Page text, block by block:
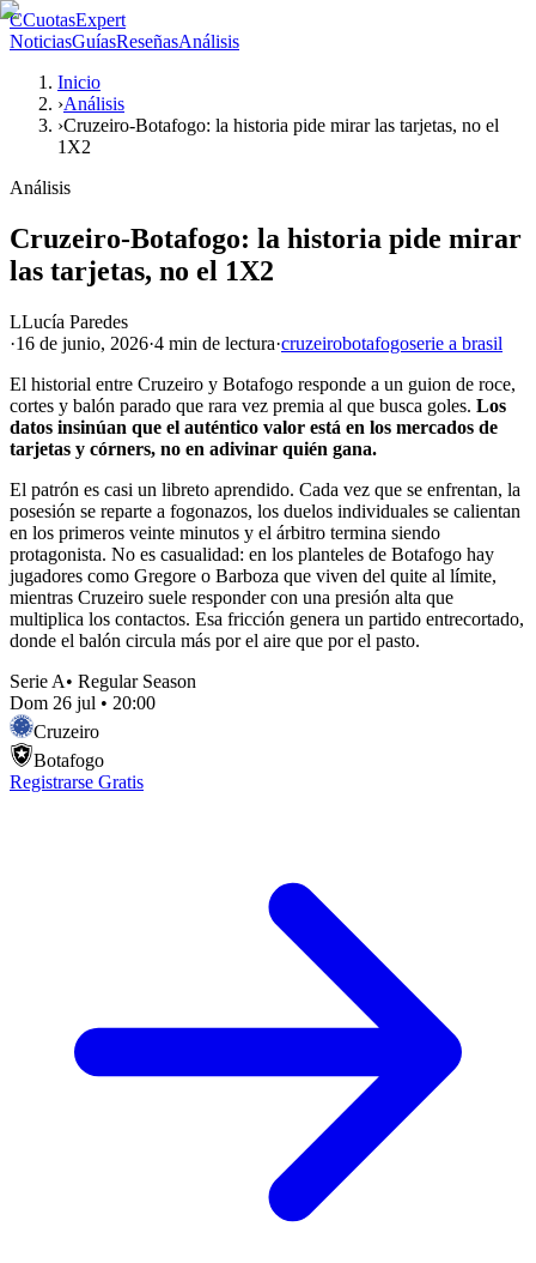
CCuotasExpert
NoticiasGuíasReseñasAnálisis
Inicio
›Análisis
›Cruzeiro-Botafogo: la historia pide mirar las tarjetas, no el
1X2
Análisis
Cruzeiro-Botafogo: la historia pide mirar
las tarjetas, no el 1X2
LLucía Paredes
·16 de junio, 2026·4 min de lectura·cruzeirobotafogoserie a brasil
El historial entre Cruzeiro y Botafogo responde a un guion de roce,
cortes y balón parado que rara vez premia al que busca goles. Los
datos insinúan que el auténtico valor está en los mercados de
tarjetas y córners, no en adivinar quién gana.
El patrón es casi un libreto aprendido. Cada vez que se enfrentan, la
posesión se reparte a fogonazos, los duelos individuales se calientan
en los primeros veinte minutos y el árbitro termina siendo
protagonista. No es casualidad: en los planteles de Botafogo hay
jugadores como Gregore o Barboza que viven del quite al límite,
mientras Cruzeiro suele responder con una presión alta que
multiplica los contactos. Esa fricción genera un partido entrecortado,
donde el balón circula más por el aire que por el pasto.
Serie A• Regular Season
Dom 26 jul • 20:00
Cruzeiro
Botafogo
Registrarse Gratis